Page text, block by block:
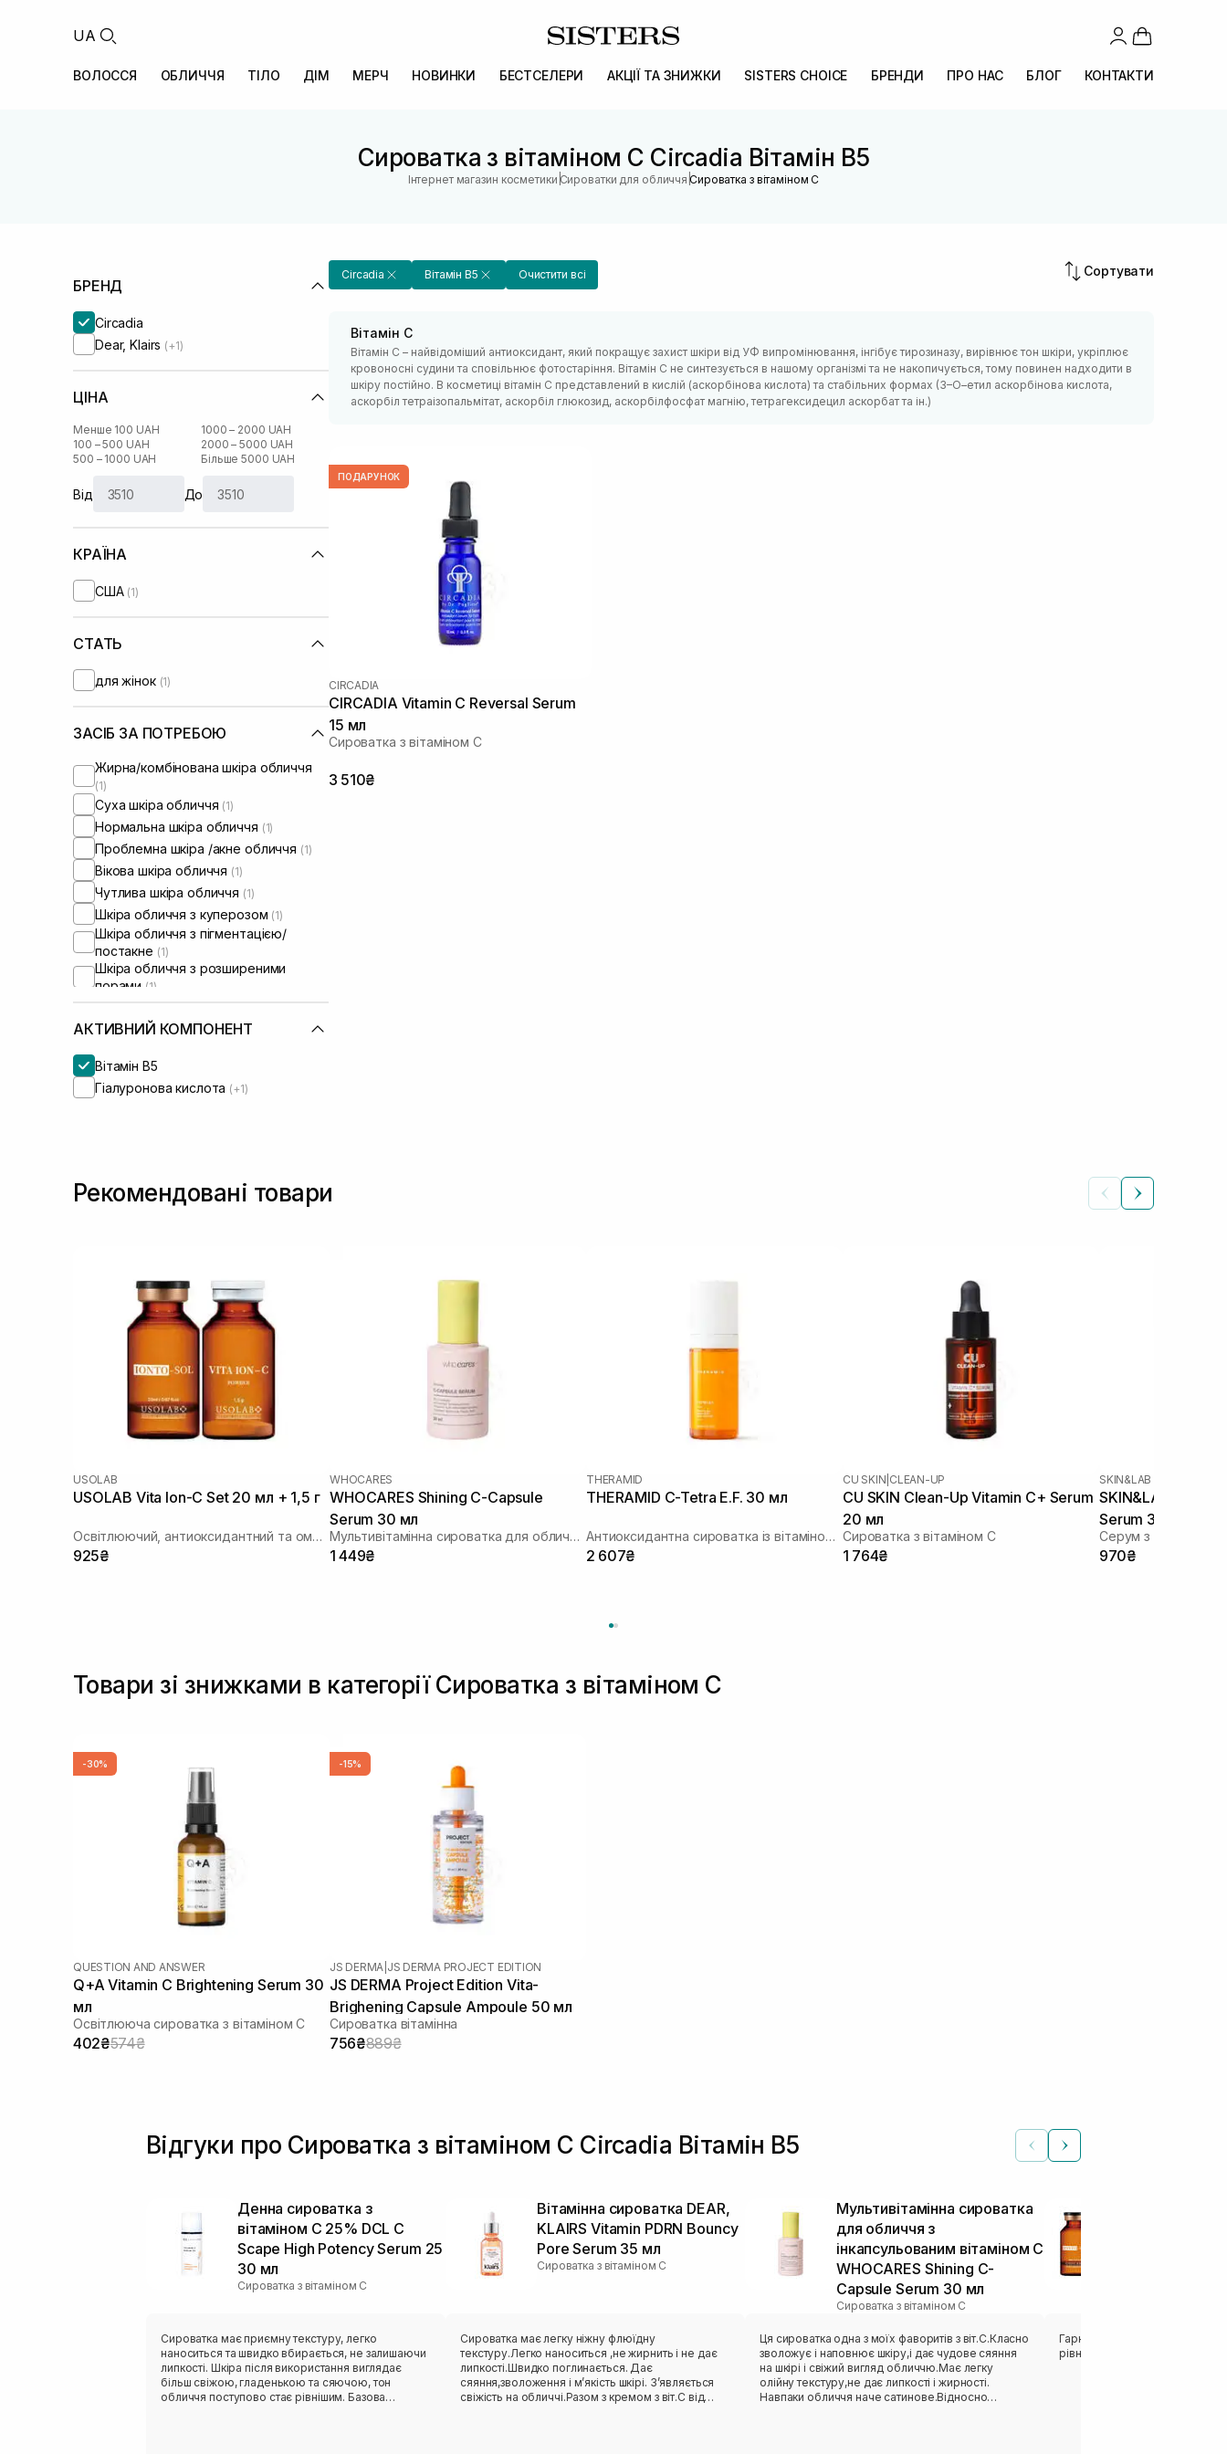
UA
ВОЛОССЯ ОБЛИЧЧЯ ТІЛО ДІМ МЕРЧ НОВИНКИ БЕСТСЕЛЕРИ АКЦІЇ ТА ЗНИЖКИ SISTERS CHOICE БРЕНДИ ПРО НАС БЛОГ КОНТАКТИ
Сироватка з вітаміном С Circadia Вітамін B5
Інтернет магазин косметики |Сироватки для обличчя |Сироватка з вітаміном С
БРЕНД
Circadia
Dear, Klairs (+1)
ЦІНА
Менше 100 UAH
100 – 500 UAH
500 – 1000 UAH
1000 – 2000 UAH
2000 – 5000 UAH
Більше 5000 UAH
Від До
КРАЇНА
США (1)
СТАТЬ
для жінок (1)
ЗАСІБ ЗА ПОТРЕБОЮ
Жирна/комбінована шкіра обличчя
(1)
Суха шкіра обличчя (1)
Нормальна шкіра обличчя (1)
Проблемна шкіра /акне обличчя (1)
Вікова шкіра обличчя (1)
Чутлива шкіра обличчя (1)
Шкіра обличчя з куперозом (1)
Шкіра обличчя з пігментацією/
постакне (1)
Шкіра обличчя з розширеними
порами (1)
АКТИВНИЙ КОМПОНЕНТ
Вітамін B5
Гіалуронова кислота (+1)
Circadia Вітамін B5 Очистити всі Сортувати
Вітамін С
Вітамін С – найвідоміший антиоксидант, який покращує захист шкіри від УФ випромінювання, інгібує тирозиназу, вирівнює тон шкіри, укріплює
кровоносні судини та сповільнює фотостаріння. Вітамін С не синтезується в нашому організмі та не накопичується, тому повинен надходити в
шкіру постійно. В косметиці вітамін С представлений в кислій (аскорбінова кислота) та стабільних формах (3–О–етил аскорбінова кислота,
аскорбіл тетраізопальмітат, аскорбіл глюкозид, аскорбілфосфат магнію, тетрагексидецил аскорбат та ін.)
ПОДАРУНОК
CIRCADIA
CIRCADIA Vitamin C Reversal Serum
15 мл
Сироватка з вітаміном С
3 510₴
Рекомендовані товари
USOLAB
USOLAB Vita Ion-C Set 20 мл + 1,5 г
Освітлюючий, антиоксидантний та омолоджуючий набір
925₴
WHOCARES
WHOCARES Shining C-Capsule
Serum 30 мл
Мультивітамінна сироватка для обличчя з інкапсульованим вітаміном С
1 449₴
THERAMID
THERAMID C-Tetra E.F. 30 мл
Антиоксидантна сироватка із вітаміном С
2 607₴
CU SKIN CLEAN-UP
CU SKIN Clean-Up Vitamin C+ Serum
20 мл
Сироватка з вітаміном С
1 764₴
SKIN&LAB
SKIN&LAB
Serum 30 мл
Cерум з вітаміном С
970₴
Товари зі знижками в категорії Сироватка з вітаміном С
-30%
QUESTION AND ANSWER
Q+A Vitamin C Brightening Serum 30
мл
Освітлююча сироватка з вітаміном C
402₴574₴
-15%
JS DERMA JS DERMA PROJECT EDITION
JS DERMA Project Edition Vita-
Brighening Capsule Ampoule 50 мл
Сироватка вітамінна
756₴889₴
Відгуки про Сироватка з вітаміном С Circadia Вітамін B5
Денна сироватка з
вітаміном С 25% DCL C
Scape High Potency Serum 25
30 мл
Сироватка з вітаміном С
Сироватка має приємну текстуру, легко
наноситься та швидко вбирається, не залишаючи
липкості. Шкіра після використання виглядає
більш свіжою, гладенькою та сяючою, тон
обличчя поступово стає рівнішим. Базова
Вітамінна сироватка DEAR,
KLAIRS Vitamin PDRN Bouncy
Pore Serum 35 мл
Сироватка з вітаміном С
Сироватка має легку ніжну флюїдну
текстуру.Легко наноситься ,не жирнить і не дає
липкості.Швидко поглинається. Дає
сяяння,зволоження і мʼякість шкірі. Зʼявляється
свіжість на обличчі.Разом з кремом з віт.С від
Мультивітамінна сироватка
для обличчя з
інкапсульованим вітаміном С
WHOCARES Shining C-
Capsule Serum 30 мл
Сироватка з вітаміном С
Ця сироватка одна з моїх фаворитів з віт.С.Класно
зволожує і наповнює шкіру,і дає чудове сяяння
на шкірі і свіжий вигляд обличчю.Має легку
олійну текстуру,не дає липкості і жирності.
Навпаки обличчя наче сатинове.Відносно
Гарний продукт , приємна
рівний тон